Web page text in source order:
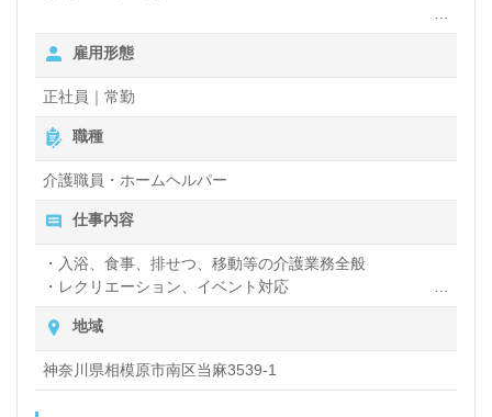
・基本給：172,000円～200,800円
・職務手当：10,000円～15,000円
・資格手当：3,000円～10,000円
・処遇改善手当：10,000円～20,000円
・夜勤手当：5,000円/回（月4回にて計上）
雇用形態
正社員｜常勤
職種
介護職員・ホームヘルパー
仕事内容
・入浴、食事、排せつ、移動等の介護業務全般
・レクリエーション、イベント対応
・居室清掃
・記録業務等
地域
神奈川県相模原市南区当麻3539‐1